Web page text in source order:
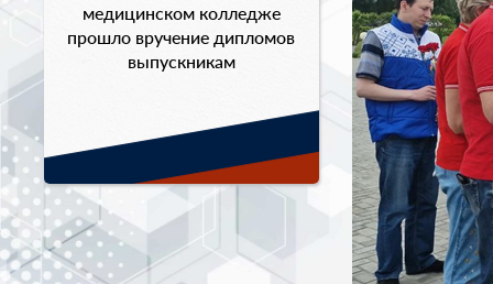
медицинском колледже
прошло вручение дипломов
выпускникам